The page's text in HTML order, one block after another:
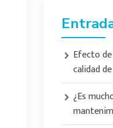
Efecto
calidad
¿Es